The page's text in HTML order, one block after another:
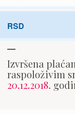
RSD
Izvršena
raspoloživim
20.12.2018.